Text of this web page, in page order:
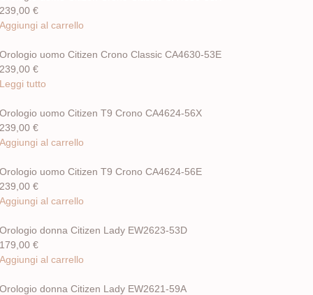
239,00 €
Aggiungi al carrello
Orologio uomo Citizen Crono Classic CA4630-53E
239,00 €
Leggi tutto
Orologio uomo Citizen T9 Crono CA4624-56X
239,00 €
Aggiungi al carrello
Orologio uomo Citizen T9 Crono CA4624-56E
239,00 €
Aggiungi al carrello
Orologio donna Citizen Lady EW2623-53D
179,00 €
Aggiungi al carrello
Orologio donna Citizen Lady EW2621-59A